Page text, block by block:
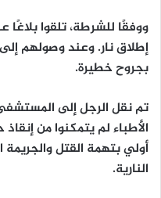
ووفقًا للشرطة، تلقوا
إطلاق نار. وعند وصولهم
بجروح خطيرة.
تم نقل الرجل إلى
الأطباء لم يتمكنوا من
أولي بتهمة القتل
النارية.